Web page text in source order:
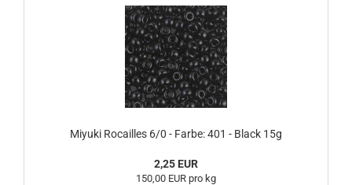
Miyuki Rocailles 6/0 - Farbe: 401 - Black 15g
2,25 EUR
150,00 EUR pro kg